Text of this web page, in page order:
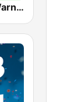
Mediacorp Warna 942